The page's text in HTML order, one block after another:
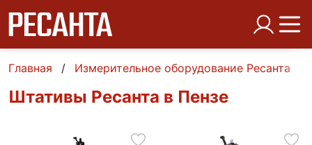
Главная Измерительное оборудование Ресанта
Штативы Ресанта в Пензе